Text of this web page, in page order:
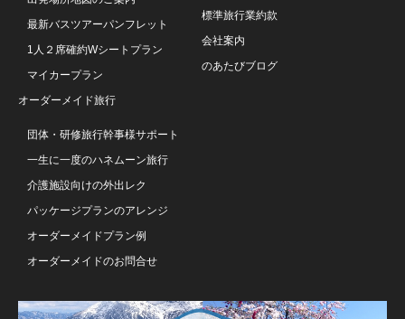
最新バスツアーパンフレット
1人２席確約Wシートプラン
マイカープラン
オーダーメイド旅行
団体・研修旅行幹事様サポート
一生に一度のハネムーン旅行
介護施設向けの外出レク
パッケージプランのアレンジ
オーダーメイドプラン例
オーダーメイドのお問合せ
標準旅行業約款
会社案内
のあたびブログ